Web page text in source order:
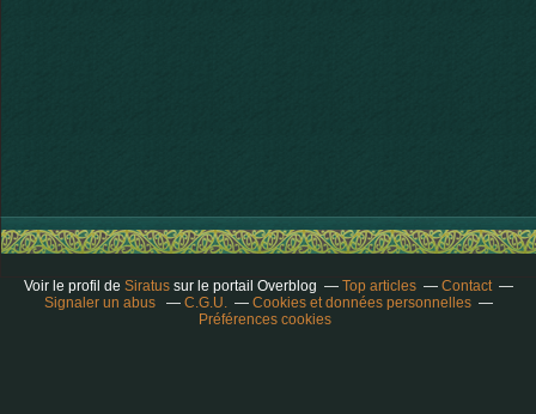
Voir le profil de Siratussur le portail Overblog Top articles
Contact
Signaler un abus
C.G.U.
Cookies et données personnelles
Préférences cookies